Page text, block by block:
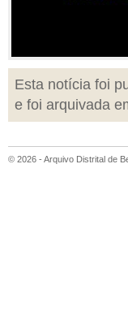
Esta notícia foi
e foi arquivada
© 2026 - Arquivo Distrital de